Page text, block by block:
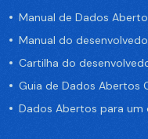
Manual de Dados
Manual do
Cartilha do
Guia de Dados Abertos
Dados Abertos para um